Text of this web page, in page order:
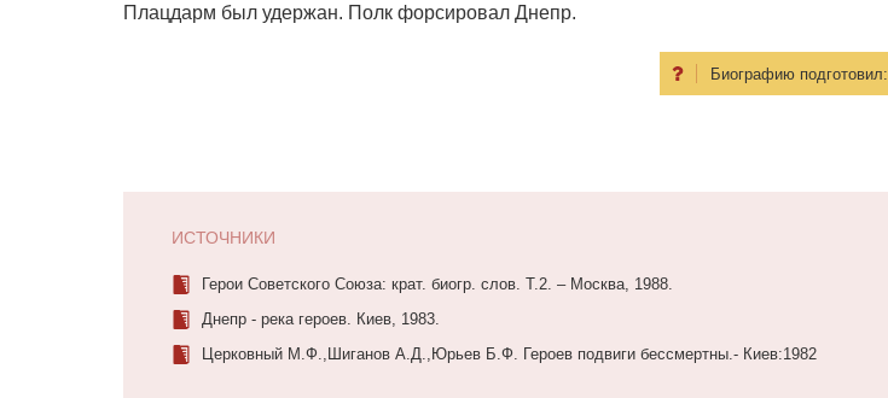
Плацдарм был удержан. Полк форсировал Днепр.
Биографию подготовил:
ИСТОЧНИКИ
Герои Советского Союза: крат. биогр. слов. Т.2. – Москва, 1988.
Днепр - река героев. Киев, 1983.
Церковный М.Ф.,Шиганов А.Д.,Юрьев Б.Ф. Героев подвиги бессмертны.- Киев:1982